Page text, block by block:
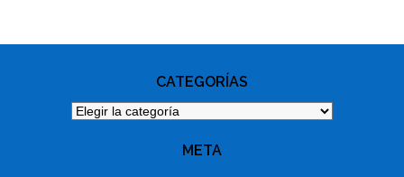
NAVIGATION
CATEGORÍAS
Categorías
META